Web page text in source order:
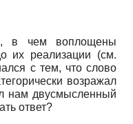
в чем воплощены
их реализации (см.
с тем, что слово
возражал
нам двусмысленный
ответ?